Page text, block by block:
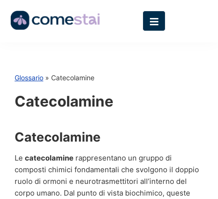
Glossario » Catecolamine
Catecolamine
Catecolamine
Le catecolamine rappresentano un gruppo di
composti chimici fondamentali che svolgono il doppio
ruolo di ormoni e neurotrasmettitori all’interno del
corpo umano. Dal punto di vista biochimico, queste